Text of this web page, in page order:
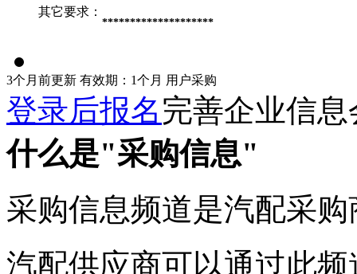
其它要求：
********************
3个月前更新 有效期：1个月 用户采购
登录后报名完善企业信
什么是"采购信息"
采购信息频道是汽配采
汽配供应商可以通过此